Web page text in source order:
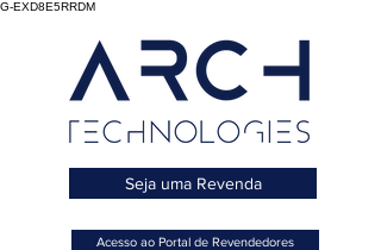
G-EXD8E5RRDM
Seja uma Revenda
Acesso ao Portal de Revendedores